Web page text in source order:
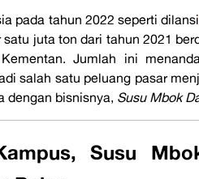
pada tahun 2022 seperti
juta ton dari tahun 2021
Jumlah ini
salah satu peluang pasar
dengan bisnisnya, Susu Mbok
Susu